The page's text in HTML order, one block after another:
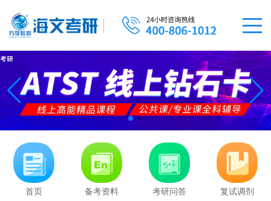
首页 备考资料 考研问答 复试调剂